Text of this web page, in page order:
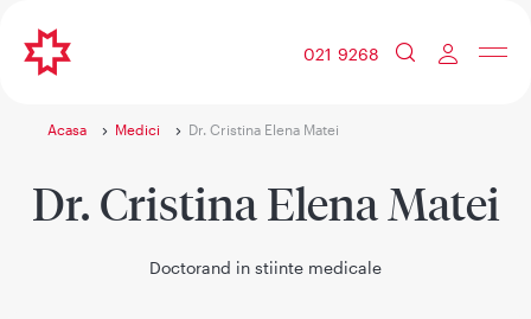
021 9268
Acasa Medici Dr. Cristina Elena Matei
Dr. Cristina Elena Matei
Doctorand in stiinte medicale